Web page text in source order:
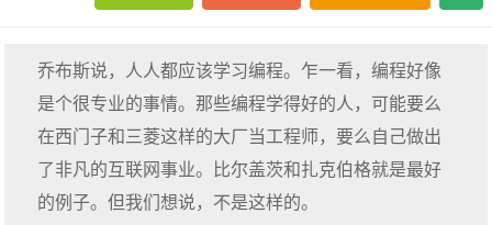
乔布斯说，人人都应该学习编程。乍一看，编程好像
是个很专业的事情。那些编程学得好的人，可能要么
在西门子和三菱这样的大厂当工程师，要么自己做出
了非凡的互联网事业。比尔盖茨和扎克伯格就是最好
的例子。但我们想说，不是这样的。